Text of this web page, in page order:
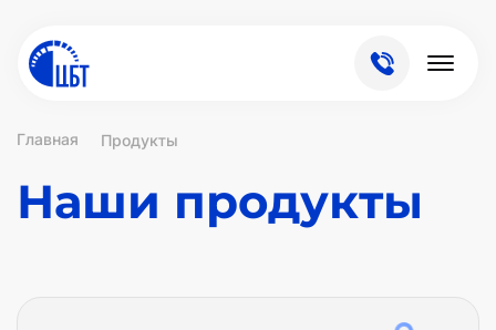
Главная Продукты
Наши продукты